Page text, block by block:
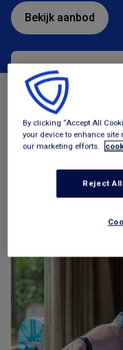
Bekijk aanbod
By clicking “Accept All
your device to enhance site
our marketing efforts.
Reject All